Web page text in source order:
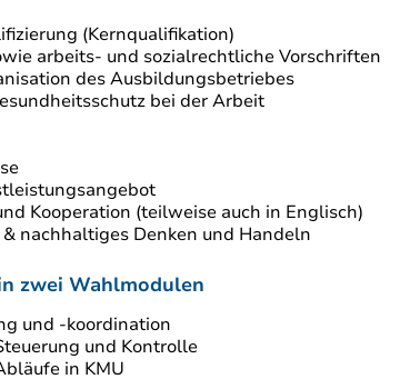
(Kernqualifikation)
arbeits- und sozialrechtliche Vorschriften
des Ausbildungsbetriebes
bei der Arbeit
Kooperation (teilweise auch in Englisch)
nachhaltiges Denken und Handeln
zwei Wahlmodulen
und -koordination
und Kontrolle
in KMU